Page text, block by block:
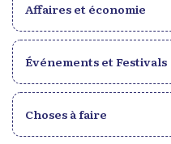
Affaires et économie
Événements et Festivals
Choses à faire